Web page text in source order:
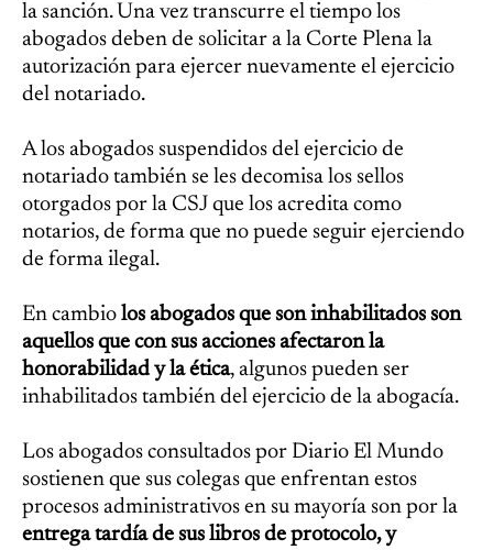
la sanción. Una vez transcurre el tiempo los
abogados deben de solicitar a la Corte Plena la
autorización para ejercer nuevamente el ejercicio
del notariado.
A los abogados suspendidos del ejercicio de
notariado también se les decomisa los sellos
otorgados por la CSJ que los acredita como
notarios, de forma que no puede seguir ejerciendo
de forma ilegal.
En cambio los abogados que son inhabilitados son
aquellos que con sus acciones afectaron la
honorabilidad y la ética, algunos pueden ser
inhabilitados también del ejercicio de la abogacía.
Los abogados consultados por Diario El Mundo
sostienen que sus colegas que enfrentan estos
procesos administrativos en su mayoría son por la
entrega tardía de sus libros de protocolo, y